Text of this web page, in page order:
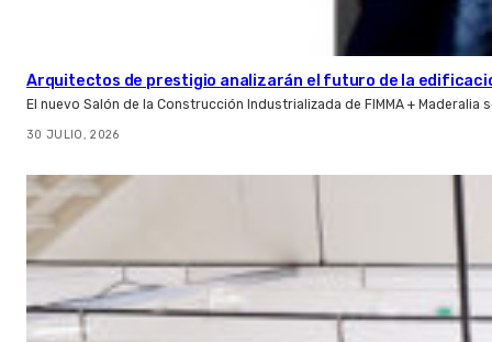
Arquitectos de prestigio analizarán el futuro de la
El nuevo Salón de la Construcción Industrializada de FIMMA +
30 JULIO, 2026